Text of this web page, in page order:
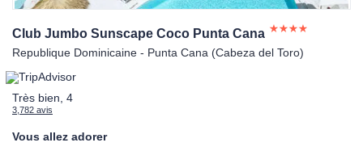
Club Jumbo Sunscape Coco Punta Cana
Republique Dominicaine - Punta Cana (Cabeza del Toro)
Très bien, 4
3,782 avis
Vous allez adorer